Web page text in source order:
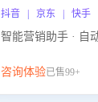
抖音 | 京东 | 快手
智能营销助手 · 自
咨询体验已售99+